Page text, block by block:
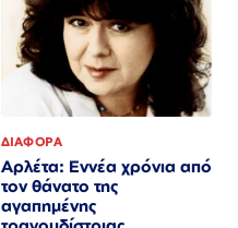
ΔΙΑΦΟΡΑ
Αρλέτα: Εννέα χρόνια από
τον θάνατο της
αγαπημένης